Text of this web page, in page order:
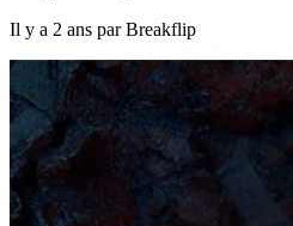
Il y a 2 ans par Breakflip